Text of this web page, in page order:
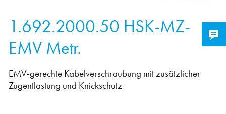
1.692.2000.50 HSK-MZ-
EMV Metr.
EMV-gerechte Kabelverschraubung mit zusätzlicher
Zugentlastung und Knickschutz